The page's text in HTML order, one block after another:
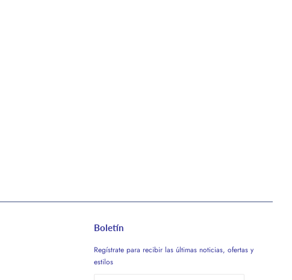
Boletín
Regístrate para recibir las últimas noticias, ofertas y
estilos